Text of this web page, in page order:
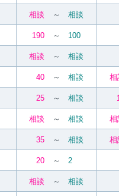
相談 ～ 相談
190 ～ 100
相談 ～ 相談
40 ～ 相談 相
25 ～ 相談
相談 ～ 相談 相
35 ～ 相談 相
20 ～ 2
相談 ～ 相談